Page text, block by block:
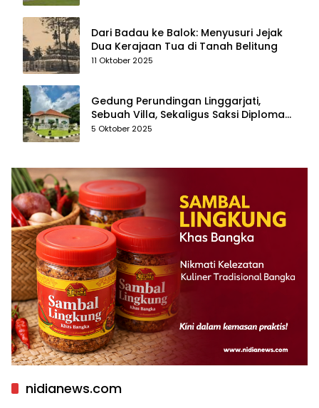
Dari Badau ke Balok: Menyusuri Jejak
Dua Kerajaan Tua di Tanah Belitung
11 Oktober 2025
Gedung Perundingan Linggarjati,
Sebuah Villa, Sekaligus Saksi Diplomasi
yang Mengubah Arah Bangsa
5 Oktober 2025
nidianews.com